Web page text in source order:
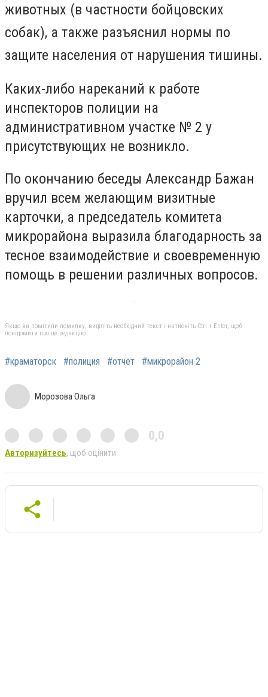
животных (в частности бойцовских
собак), а также разъяснил нормы по
защите населения от нарушения тишины.
Каких-либо нареканий к работе
инспекторов полиции на
административном участке № 2 у
присутствующих не возникло.
По окончанию беседы Александр Бажан
вручил всем желающим визитные
карточки, а председатель комитета
микрорайона выразила благодарность за
тесное взаимодействие и своевременную
помощь в решении различных вопросов.
Якщо ви помітили помилку, виділіть необхідний текст і натисніть Ctrl + Enter, щоб
повідомити про це редакцію
#краматорск #полиция #отчет #микрорайон 2
Морозова Ольга
0,0
Авторизуйтесь, щоб оцінити